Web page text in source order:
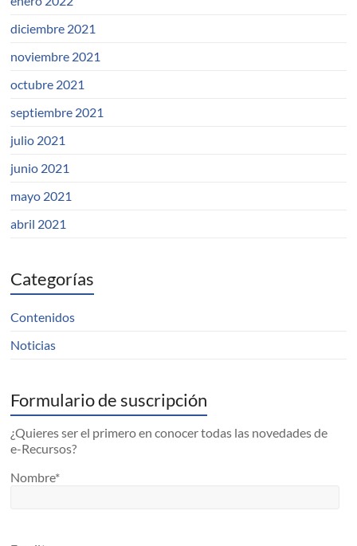
diciembre 2021
noviembre 2021
octubre 2021
septiembre 2021
julio 2021
junio 2021
mayo 2021
abril 2021
Categorías
Contenidos
Noticias
Formulario de suscripción
¿Quieres ser el primero en conocer todas las novedades de
e-Recursos?
Nombre*